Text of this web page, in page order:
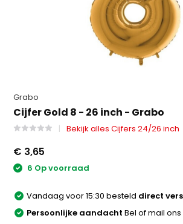
Grabo
Cijfer Gold 8 - 26 inch - Grabo
Bekijk alles Cijfers 24/26 inch
€ 3,65
6 Op voorraad
Vandaag voor 15:30 besteld direct
Persoonlijke aandacht Bel of mail